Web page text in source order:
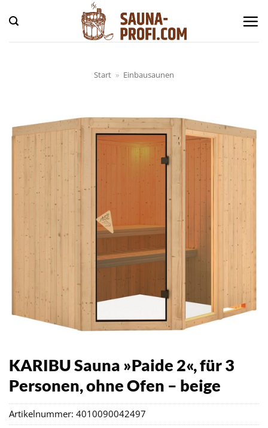
Inhalt
springen
Start » Einbausaunen
KARIBU Sauna »Paide 2«, für 3
Personen, ohne Ofen – beige
Artikelnummer: 4010090042497